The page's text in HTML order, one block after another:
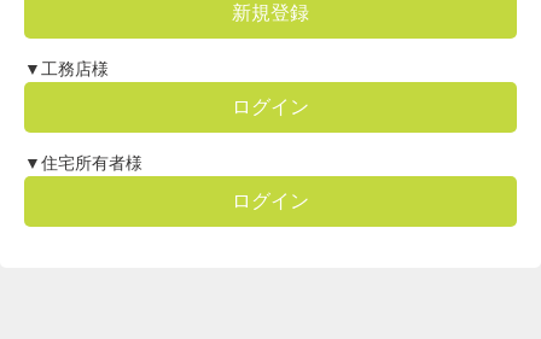
新規登録
▼工務店様
ログイン
▼住宅所有者様
ログイン